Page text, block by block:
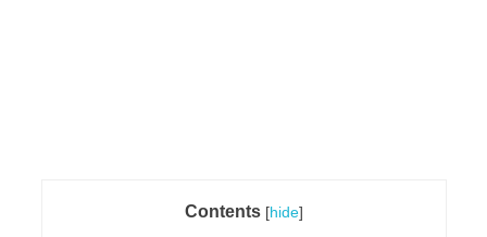
Contents [hide]